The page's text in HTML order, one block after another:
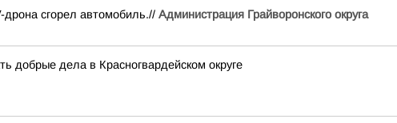
дрона сгорел автомобиль.// Администрация Грайворонского округа
добрые дела в Красногвардейском округе